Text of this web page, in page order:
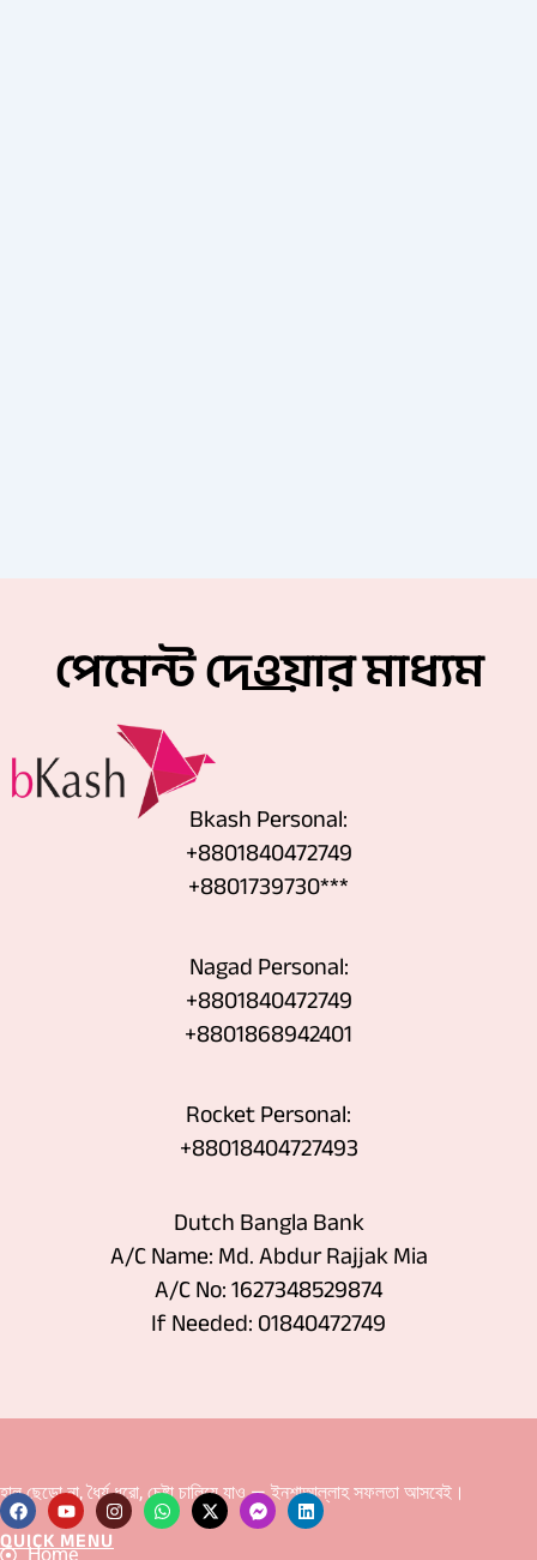
পেমেন্ট দেওয়ার মাধ্যম
Bkash Personal:
+8801840472749
+8801739730***
Nagad Personal:
+8801840472749
‪+8801868942401
Rocket Personal:
+88018404727493
Dutch Bangla Bank
A/C Name: Md. Abdur Rajjak Mia
A/C No: 1627348529874
If Needed: 01840472749
হাল ছেড়ো না, ধৈর্য ধরো, চেষ্টা চালিয়ে যাও — ইনশাআল্লাহ সফলতা আসবেই।
F Y I
QUICK MENU
Home